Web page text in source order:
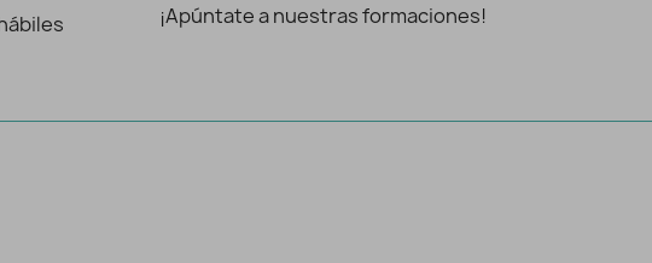
¡Apúntate a nuestras formaciones!